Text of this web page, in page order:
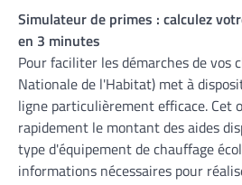
Simulateur de primes : calculez
en 3 minutes
Pour faciliter les démarches de vos
Nationale de l'Habitat) met à
ligne particulièrement efficace. Cet
rapidement le montant des aides
type d'équipement de chauffage
informations nécessaires pour